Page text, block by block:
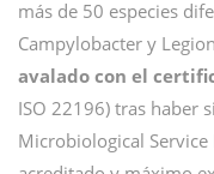
más de 50 especies
Campylobacter y
avalado con el
ISO 22196) tras haber
Microbiological